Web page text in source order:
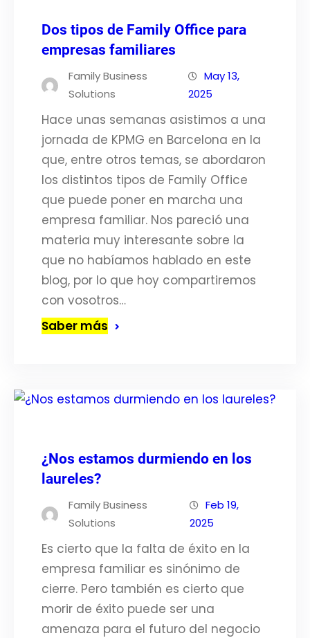
Dos tipos de Family Office para
empresas familiares
Family Business
Solutions
May 13,
2025
Hace unas semanas asistimos a una
jornada de KPMG en Barcelona en la
que, entre otros temas, se abordaron
los distintos tipos de Family Office
que puede poner en marcha una
empresa familiar. Nos pareció una
materia muy interesante sobre la
que no habíamos hablado en este
blog, por lo que hoy compartiremos
con vosotros…
Saber más
¿Nos estamos durmiendo en los
laureles?
Family Business
Solutions
Feb 19,
2025
Es cierto que la falta de éxito en la
empresa familiar es sinónimo de
cierre. Pero también es cierto que
morir de éxito puede ser una
amenaza para el futuro del negocio